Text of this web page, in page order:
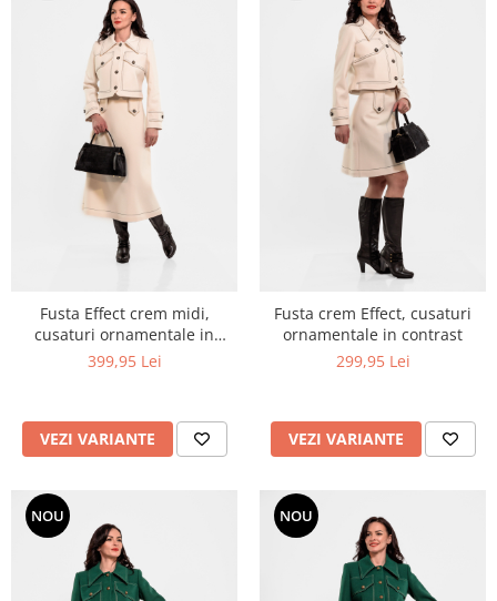
Fusta Effect crem midi,
cusaturi ornamentale in
contrast
399,95 Lei
VEZI VARIANTE
Fusta crem Effect, cusaturi
ornamentale in contrast
299,95 Lei
VEZI VARIANTE
NOU NOU